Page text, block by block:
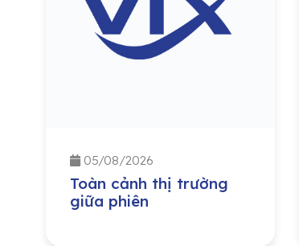
05/08/2026
Toàn cảnh thị trường
giữa phiên